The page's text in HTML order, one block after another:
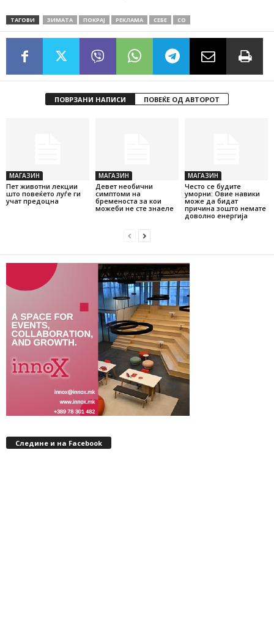
ТАГОВИ ЗИМАТА ПОКРАЈ РЕКЛАМА СЕБЕ СО
ПОВРЗАНИ НАПИСИ ПОВЕЌЕ ОД АВТОРОТ
МАГАЗИН
Пет животни лекции
што повеќето луѓе ги
учат предоцна
МАГАЗИН
Девет необични
симптоми на
бременоста за кои
можеби не сте знаеле
МАГАЗИН
Често се будите
уморни: Овие навики
може да бидат
причина зошто немате
доволно енергија
Следине и на Facebook